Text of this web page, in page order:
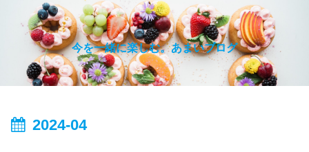
今を一緒に楽しむ。あまいブログ
2024-04